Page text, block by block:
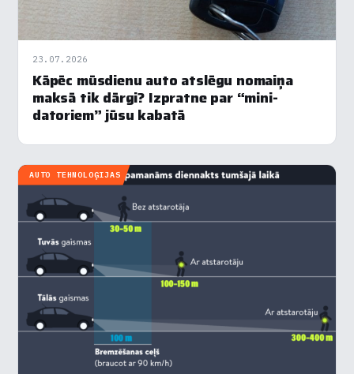
23.07.2026
Kāpēc mūsdienu auto atslēgu nomaiņa
maksā tik dārgi? Izpratne par “mini-
datoriem” jūsu kabatā
AUTO TEHNOLOĢIJAS